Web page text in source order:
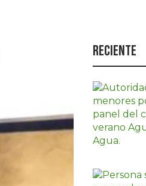
Reciente